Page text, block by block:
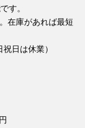
す。
在庫があれば最短
日は休業）